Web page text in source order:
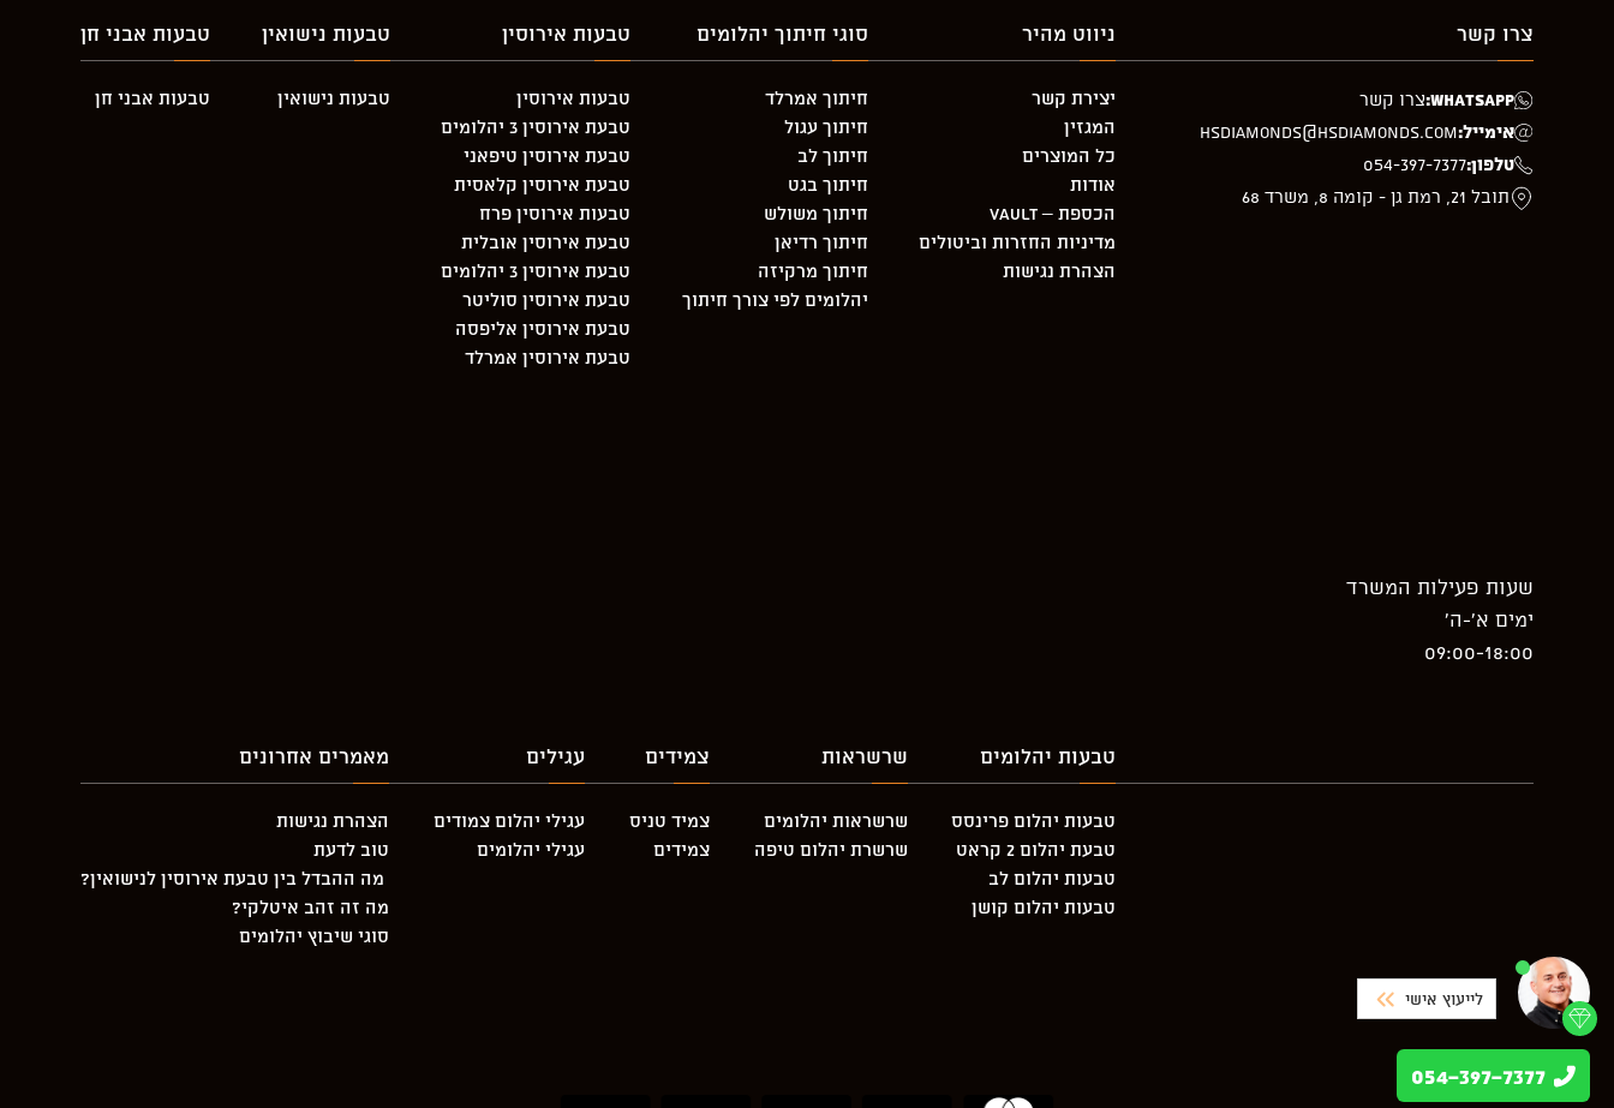
צרו קשר
WhatsApp: צרו קשר
אימייל:hsdiamonds@hsdiamonds.com
טלפון:054-397-7377
תובל 21, רמת גן - קומה 8, משרד 68
שעות פעילות המשרד
ימים א’-ה’
09:00-18:00
ניווט מהיר
יצירת קשר
המגזין
כל המוצרים
אודות
הכספת – Vault
מדיניות החזרות וביטולים
הצהרת נגישות
סוגי חיתוך יהלומים
חיתוך אמרלד
חיתוך עגול
חיתוך לב
חיתוך בגט
חיתוך משולש
חיתוך רדיאן
חיתוך מרקיזה
יהלומים לפי צורך חיתוך
טבעות אירוסין
טבעות אירוסין
טבעת אירוסין 3 יהלומים
טבעת אירוסין טיפאני
טבעת אירוסין קלאסית
טבעות אירוסין פרח
טבעת אירוסין אובלית
טבעת אירוסין 3 יהלומים
טבעת אירוסין סוליטר
טבעת אירוסין אליפסה
טבעת אירוסין אמרלד
טבעות נישואין
טבעות נישואין
טבעות אבני חן
טבעות אבני חן
טבעות יהלומים
טבעות יהלום פרינסס
טבעת יהלום 2 קראט
טבעות יהלום לב
טבעות יהלום קושן
שרשראות
שרשראות יהלומים
שרשרת יהלום טיפה
צמידים
צמיד טניס
צמידים
עגילים
עגילי יהלום צמודים
עגילי יהלומים
מאמרים אחרונים
הצהרת נגישות
טוב לדעת
מה ההבדל בין טבעת אירוסין לנישואין?
מה זה זהב איטלקי?
סוגי שיבוץ יהלומים
לייעוץ אישי
054-397-7377